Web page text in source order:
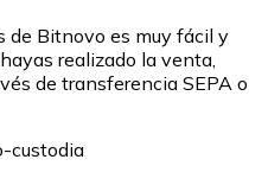
de Bitnovo es muy fácil y
realizado la venta,
de transferencia SEPA o
custodia